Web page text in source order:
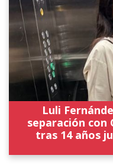
Luli
separación con
tras 14 años